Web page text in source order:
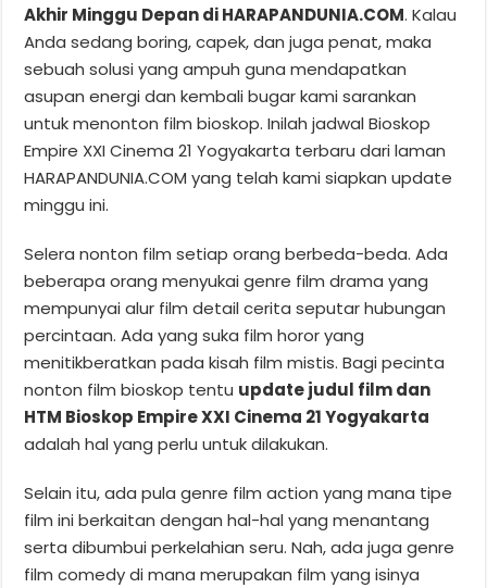
Akhir Minggu Depan di HARAPANDUNIA.COM. Kalau
Anda sedang boring, capek, dan juga penat, maka
sebuah solusi yang ampuh guna mendapatkan
asupan energi dan kembali bugar kami sarankan
untuk menonton film bioskop. Inilah jadwal Bioskop
Empire XXI Cinema 21 Yogyakarta terbaru dari laman
HARAPANDUNIA.COM yang telah kami siapkan update
minggu ini.
Selera nonton film setiap orang berbeda-beda. Ada
beberapa orang menyukai genre film drama yang
mempunyai alur film detail cerita seputar hubungan
percintaan. Ada yang suka film horor yang
menitikberatkan pada kisah film mistis. Bagi pecinta
nonton film bioskop tentu update judul film dan
HTM Bioskop Empire XXI Cinema 21 Yogyakarta
adalah hal yang perlu untuk dilakukan.
Selain itu, ada pula genre film action yang mana tipe
film ini berkaitan dengan hal-hal yang menantang
serta dibumbui perkelahian seru. Nah, ada juga genre
film comedy di mana merupakan film yang isinya